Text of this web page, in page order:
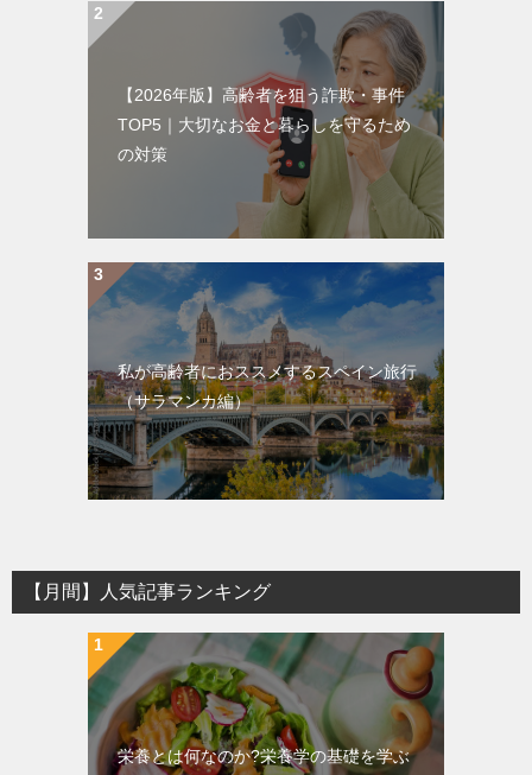
【2026年版】高齢者を狙う詐欺・事件
TOP5｜大切なお金と暮らしを守るため
の対策
私が高齢者におススメするスペイン旅行
（サラマンカ編）
【月間】人気記事ランキング
栄養とは何なのか?栄養学の基礎を学ぶ